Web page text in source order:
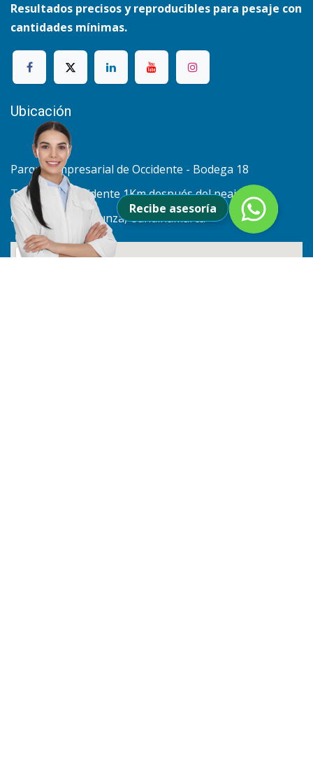
Resultados precisos y reproducibles para pesaje con
cantidades mínimas.
Ubicación
Parque empresarial de Occidente - Bodega 18
Troncal de Occidente 1Km después del peaje,
Costado Norte. Funza, Cundinamarca
Recibe asesoría